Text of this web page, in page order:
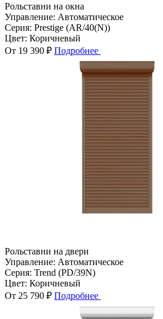
Рольставни на окна
Управление: Автоматическое
Серия: Prestige (AR/40(N))
Цвет: Коричневый
От 19 390 ₽ Подробнее
Рольставни на двери
Управление: Автоматическое
Серия: Trend (PD/39N)
Цвет: Коричневый
От 25 790 ₽ Подробнее